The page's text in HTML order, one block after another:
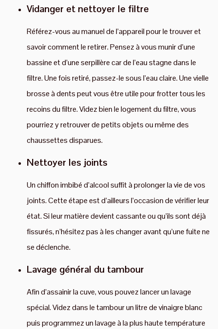
Vidanger et nettoyer le filtre
Référez-vous au manuel de l’appareil pour le trouver et
savoir comment le retirer. Pensez à vous munir d’une
bassine et d’une serpillère car de l’eau stagne dans le
filtre. Une fois retiré, passez-le sous l’eau claire. Une vielle
brosse à dents peut vous être utile pour frotter tous les
recoins du filtre. Videz bien le logement du filtre, vous
pourriez y retrouver de petits objets ou même des
chaussettes disparues.
Nettoyer les joints
Un chiffon imbibé d’alcool suffit à prolonger la vie de vos
joints. Cette étape est d’ailleurs l’occasion de vérifier leur
état. Si leur matière devient cassante ou qu’ils sont déjà
fissurés, n’hésitez pas à les changer avant qu’une fuite ne
se déclenche.
Lavage général du tambour
Afin d’assainir la cuve, vous pouvez lancer un lavage
spécial. Videz dans le tambour un litre de vinaigre blanc
puis programmez un lavage à la plus haute température